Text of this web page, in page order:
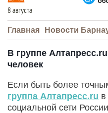
8 августа
Главная Новости
В группе
человек
Если быть более
группа Алтапресс.ru
социальной сети